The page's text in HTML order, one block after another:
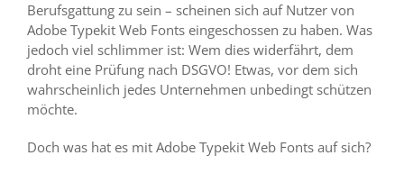
Berufsgattung zu sein – scheinen sich auf Nutzer von
Adobe Typekit Web Fonts eingeschossen zu haben. Was
jedoch viel schlimmer ist: Wem dies widerfährt, dem
droht eine Prüfung nach DSGVO! Etwas, vor dem sich
wahrscheinlich jedes Unternehmen unbedingt schützen
möchte.
Doch was hat es mit Adobe Typekit Web Fonts auf sich?